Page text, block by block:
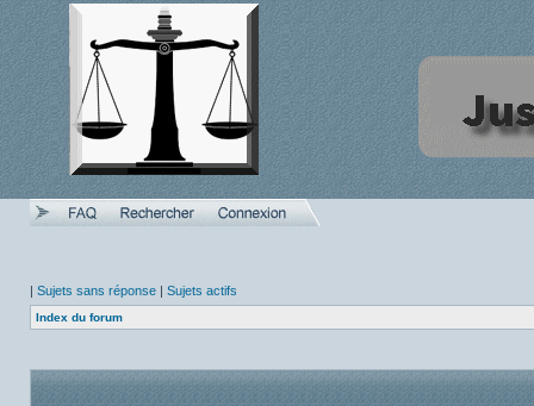
| Sujets sans réponse | Sujets actifs
Index du forum